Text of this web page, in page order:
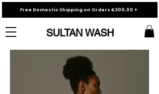
SULTAN WASH
Free Domestic Shipping on Orders €300,00 +